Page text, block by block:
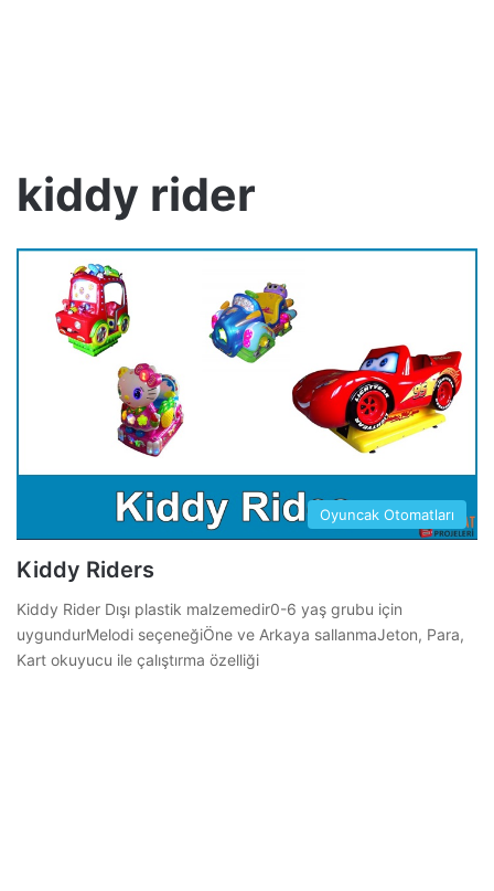
kiddy rider
Oyuncak Otomatları
Kiddy Riders
Kiddy Rider Dışı plastik malzemedir0-6 yaş grubu için
uygundurMelodi seçeneğiÖne ve Arkaya sallanmaJeton, Para,
Kart okuyucu ile çalıştırma özelliği